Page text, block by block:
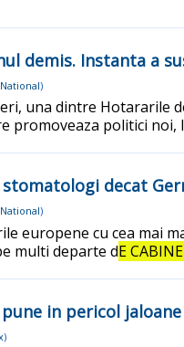
demis. Instanta a
)
una dintre Hotararile
promoveaza politici
stomatologi decat
)
europene cu cea mai
multi departe dE
pune in pericol
)